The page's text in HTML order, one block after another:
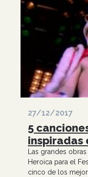
27/12/2017
5
inspiradas
Las grandes
Heroica para el
cinco de los